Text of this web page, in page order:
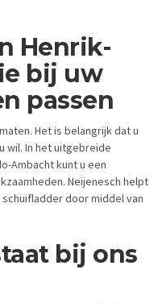
Henrik-
bij uw
passen
Het is belangrijk dat u
wil. In het uitgebreide
Ambacht kunt u een
Neijenesch helpt
door middel van
bij ons